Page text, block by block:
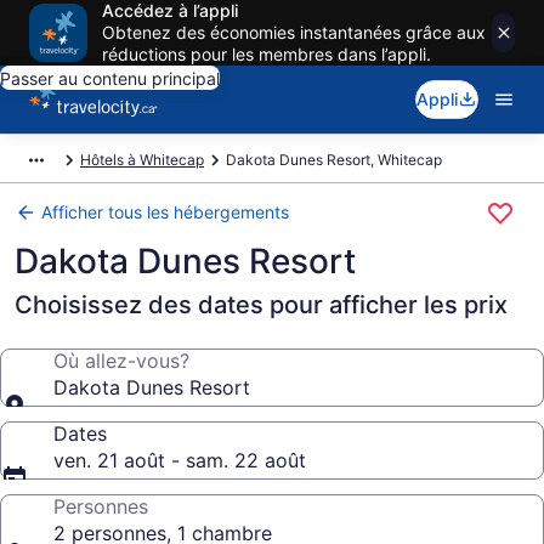
Accédez à l’appli
Obtenez des économies instantanées grâce aux
réductions pour les membres dans l’appli.
Passer au contenu principal
Appli
Hôtels à Whitecap Dakota Dunes Resort, Whitecap
Afficher tous les hébergements
Dakota Dunes Resort
Choisissez des dates pour afficher les prix
Où allez-vous?
Dakota Dunes Resort
Dates
ven. 21 août - sam. 22 août
Personnes
2 personnes, 1 chambre